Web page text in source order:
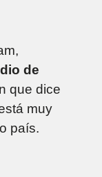
de
que dice
muy
país.